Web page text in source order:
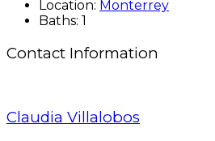
Location: Monterrey
Baths: 1
Contact Information
Claudia Villalobos